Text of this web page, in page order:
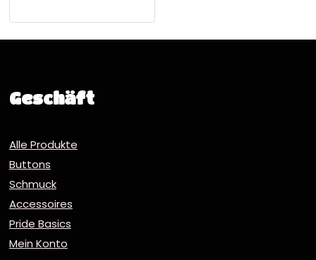
Geschäft
Alle Produkte
Buttons
Schmuck
Accessoires
Pride Basics
Mein Konto